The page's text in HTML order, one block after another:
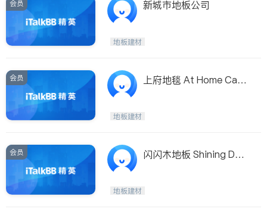
会员 新城市地板公司
地板建材
会员
上府地毯 At Home Carp
地板建材
会员
闪闪木地板 Shining Dai
地板建材